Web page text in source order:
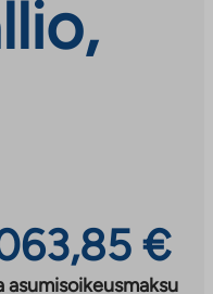
€
asumisoikeusmaksu